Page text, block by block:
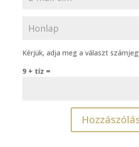
Kérjük, adja meg a választ
9 + tíz =